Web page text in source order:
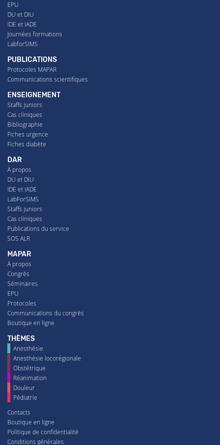
EPU
DU et DIU
IDE et IADE
Journées formations
LabforSIMS
PUBLICATIONS
Protocoles MAPAR
Communications scientifiques
ENSEIGNEMENT
Staffs juniors
Cas cliniques
Bibliographie
Fiches urgence
Fiches diabète
DAR
À propos
DU et DIU
IDE et IADE
LabForSIMS
Staffs juniors
Cas cliniques
Publications du service
SOS ALR
MAPAR
À propos
Congrès
Séminaires
EPU
Protocoles
Communications du congrès
Boutique en ligne
THÈMES
Anesthésie
Anesthésie locorégionale
Obstétrique
Réanimation
Douleur
Pédiatrie
Contacts
Boutique en ligne
Politique de confidentialité
Conditions générales